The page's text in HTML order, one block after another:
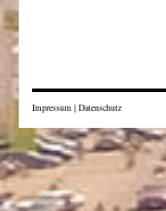
Impressum | Datenschutz